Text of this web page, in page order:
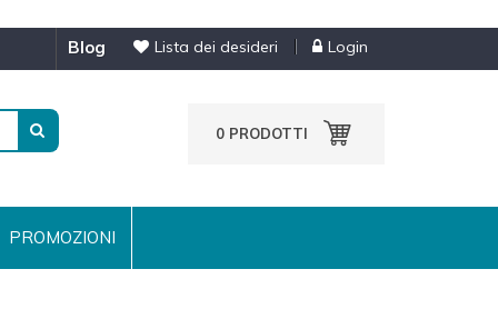
Lista dei desideri Login
blog
0 PRODOTTI
PROMOZIONI